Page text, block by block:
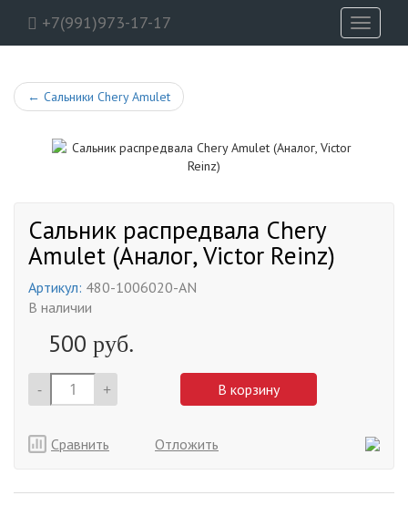
+7(991)973-17-17
Toggle
← Сальники Chery Amulet
Сальник распредвала Chery
Amulet (Аналог, Victor Reinz)
Артикул: 480-1006020-AN
В наличии
500 руб.
- + В корзину
Сравнить Отложить